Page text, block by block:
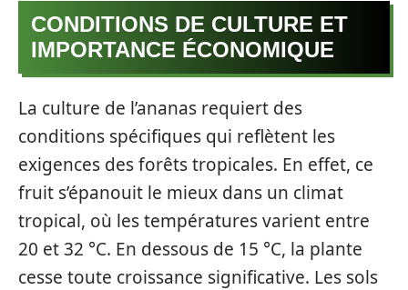
CONDITIONS DE CULTURE ET
IMPORTANCE ÉCONOMIQUE
La culture de l’ananas requiert des
conditions spécifiques qui reflètent les
exigences des forêts tropicales. En effet, ce
fruit s’épanouit le mieux dans un climat
tropical, où les températures varient entre
20 et 32 °C. En dessous de 15 °C, la plante
cesse toute croissance significative. Les sols